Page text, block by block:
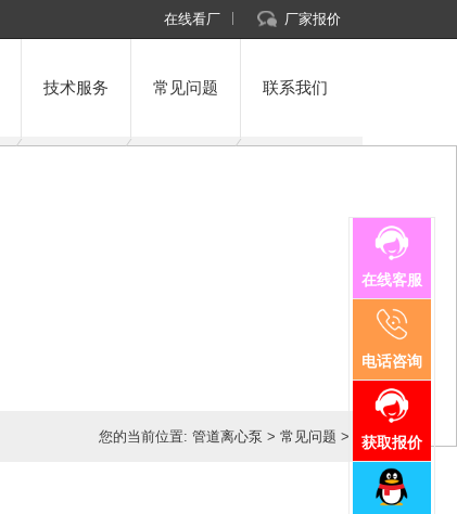
在线看厂 厂家报价
技术服务 常见问题 联系我们
在线客服
电话咨询
获取报价
您的当前位置:管道离心泵 >常见问题 >